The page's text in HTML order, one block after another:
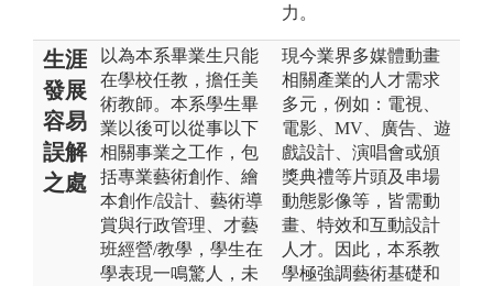
力。
生涯
發展
容易
誤解
之處
以為本系畢業生只能
在學校任教，擔任美
術教師。本系學生畢
業以後可以從事以下
相關事業之工作，包
括專業藝術創作、繪
本創作/設計、藝術導
賞與行政管理、才藝
班經營/教學，學生在
學表現一鳴驚人，未
現今業界多媒體動畫
相關產業的人才需求
多元，例如：電視、
電影、MV、廣告、遊
戲設計、演唱會或頒
獎典禮等片頭及串場
動態影像等，皆需動
畫、特效和互動設計
人才。因此，本系教
學極強調藝術基礎和